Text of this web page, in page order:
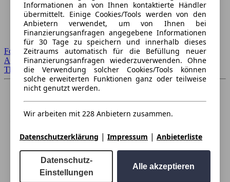
Forum Startseite
Alle Auto-Foren
Themen-Forum
Informationen an von Ihnen kontaktierte Händler
übermittelt. Einige Cookies/Tools werden von den
Anbietern verwendet, um von Ihnen bei
Finanzierungsanfragen angegebene Informationen
für 30 Tage zu speichern und innerhalb dieses
Zeitraums automatisch für die Befüllung neuer
Finanzierungsanfragen wiederzuverwenden. Ohne
die Verwendung solcher Cookies/Tools können
solche erweiterten Funktionen ganz oder teilweise
nicht genutzt werden.
Wir arbeiten mit 228 Anbietern zusammen.
Datenschutzerklärung | Impressum | Anbieterliste
Datenschutz-
Einstellungen
Alle akzeptieren